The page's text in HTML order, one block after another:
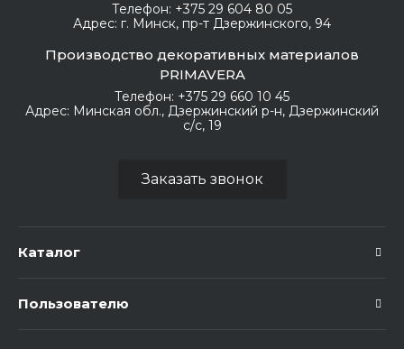
Телефон: +375 29 604 80 05
Адрес: г. Минск, пр-т Дзержинского, 94
Производство декоративных материалов
PRIMAVERA
Телефон: +375 29 660 10 45
Адрес: Минская обл., Дзержинский р-н, Дзержинский
с/с, 19
Заказать звонок
Каталог
Пользователю